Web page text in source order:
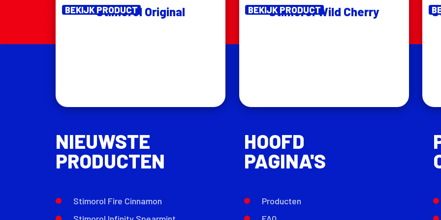
Stimorol Original
BEKIJK PRODUCT Stimorol Wild Cherry
BEKIJK PRODUCT
NIEUWSTE
PRODUCTEN
Stimorol Fire Cinnamon
HOOFD
PAGINA'S
Producten